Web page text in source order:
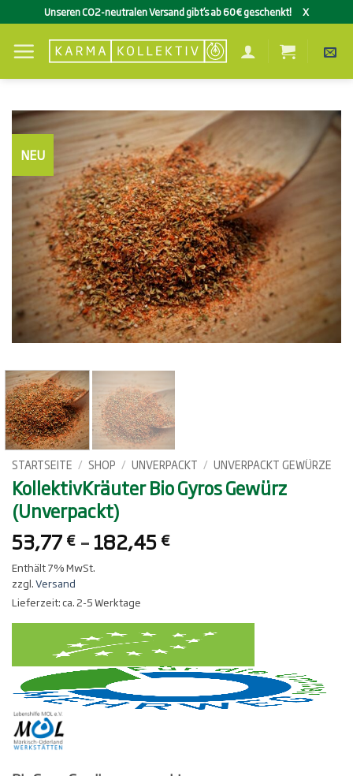
Inhalt
springen
Unseren CO2-neutralen Versand gibt’s ab 60€ geschenkt! X
NEU
STARTSEITE / SHOP / UNVERPACKT / UNVERPACKT GEWÜRZE
KollektivKräuter Bio Gyros Gewürz
(Unverpackt)
53,77 € –182,45 €Preisspanne:
Enthält 7% MwSt.
zzgl.Versand
Lieferzeit: ca. 2-5 Werktage